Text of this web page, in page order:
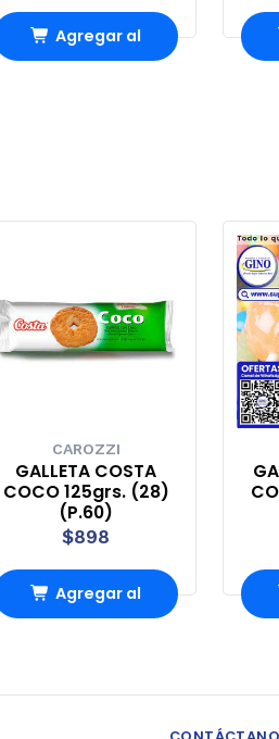
Agregar al
CAROZZI
GALLETA COSTA
COCO 125grs. (28)
(P.60)
$898
Agregar al